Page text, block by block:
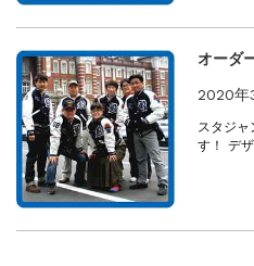
オーダ
2020年
スタジャ
す！ デ